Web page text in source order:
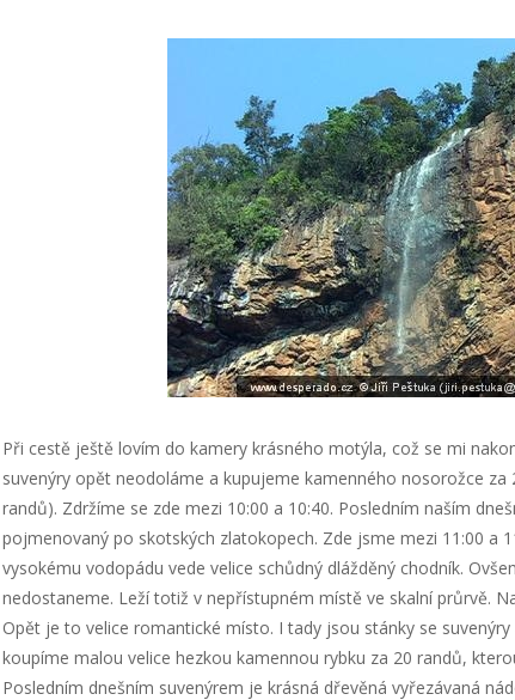
Při cestě ještě lovím do kamery krásného motýla, což se mi
suvenýry opět neodoláme a kupujeme kamenného nosorožce
randů). Zdržíme se zde mezi 10:00 a 10:40. Posledním naším
pojmenovaný po skotských zlatokopech. Zde jsme mezi 11:00 a
vysokému vodopádu vede velice schůdný dlážděný chodník.
nedostaneme. Leží totiž v nepřístupném místě ve skalní průrvě.
Opět je to velice romantické místo. I tady jsou stánky se
koupíme malou velice hezkou kamennou rybku za 20 randů,
Posledním dnešním suvenýrem je krásná dřevěná vyřezávaná